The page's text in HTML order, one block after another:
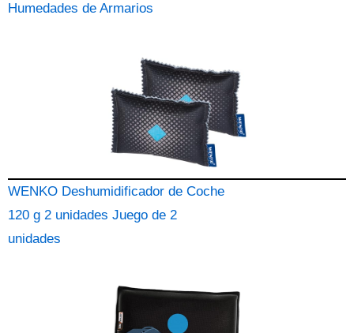
Humedades de Armarios
WENKO Deshumidificador de Coche
120 g 2 unidades Juego de 2
unidades